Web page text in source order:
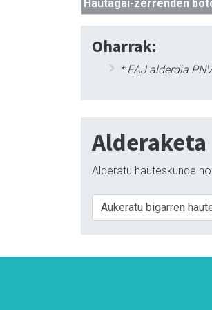
Hautagai-zerrenden
Oharrak:
* EAJ alderdia
Alderaketa
Alderatu hauteskunde